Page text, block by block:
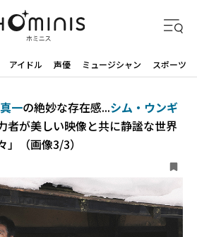
アイドル 声優 ミュージシャン スポーツ
一の絶妙な存在感...シム・ウンギ
者が美しい映像と共に静謐な世界
（画像3/3）